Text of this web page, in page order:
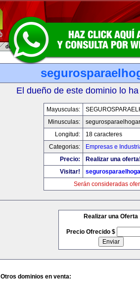
El dueño de este dominio lo
Mayusculas:
Minusculas:
Longitud:
18 caracteres
Categorias:
Empresas e
Precio:
Realizar una
Visitar!
Serán consideradas
Realizar una Oferta
Precio Ofrecido $
Otros dominios en venta: